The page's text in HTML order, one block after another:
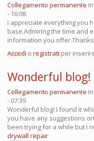
Collegamento permanente
- 16:08
I appreciate everything you
base.Admiring the time and
information you
Accedi o registrati per
Wonderful
Collegamento permanente
- 07:39
Wonderful blog! I found it
you have any suggestions
been trying for a while but I
drywall repair